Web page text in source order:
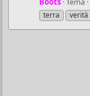
terra
verità